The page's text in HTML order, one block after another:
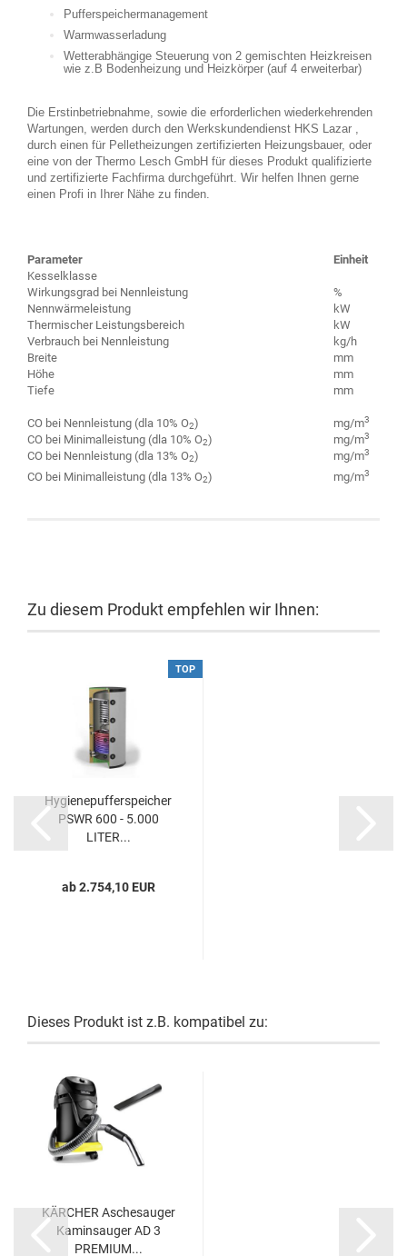
Pufferspeichermanagement
Warmwasserladung
Wetterabhängige Steuerung von 2 gemischten Heizkreisen
wie z.B Bodenheizung und Heizkörper (auf 4 erweiterbar)
Die Erstinbetriebnahme, sowie die erforderlichen wiederkehrenden
Wartungen, werden durch den Werkskundendienst HKS Lazar ,
durch einen für Pelletheizungen zertifizierten Heizungsbauer, oder
eine von der Thermo Lesch GmbH für dieses Produkt qualifizierte
und zertifizierte Fachfirma durchgeführt. Wir helfen Ihnen gerne
einen Profi in Ihrer Nähe zu finden.
Parameter
Einheit
Kesselklasse
Wirkungsgrad bei Nennleistung
%
Nennwärmeleistung
kW
Thermischer Leistungsbereich
kW
Verbrauch bei Nennleistung
kg/h
Breite
mm
Höhe
mm
Tiefe
mm
CO bei Nennleistung (dla 10% O2) mg/m3
CO bei Minimalleistung (dla 10% O2) mg/m3
CO bei Nennleistung (dla 13% O2) mg/m3
CO bei Minimalleistung (dla 13% O2) mg/m3
Zu diesem Produkt empfehlen wir Ihnen:
TOP
Hygienepufferspeicher
PSWR 600 - 5.000
LITER...
ab 2.754,10 EUR
Dieses Produkt ist z.B. kompatibel zu:
KÄRCHER Aschesauger
Kaminsauger AD 3
PREMIUM...